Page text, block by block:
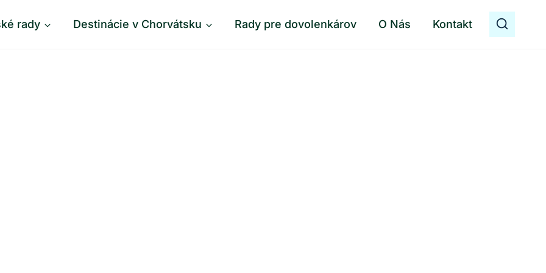
rady Destinácie v Chorvátsku Rady pre dovolenkárov O Nás Kontakt